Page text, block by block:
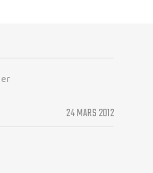
24 MARS 2012